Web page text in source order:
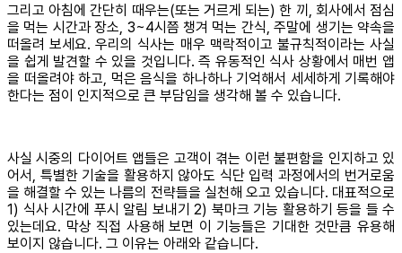
그리고 아침에 간단히 때우는(또는 거르게 되는) 한 끼, 회사에서 점심
을 먹는 시간과 장소, 3~4시쯤 챙겨 먹는 간식, 주말에 생기는 약속을
떠올려 보세요. 우리의 식사는 매우 맥락적이고 불규칙적이라는 사실
을 쉽게 발견할 수 있을 것입니다. 즉 유동적인 식사 상황에서 매번 앱
을 떠올려야 하고, 먹은 음식을 하나하나 기억해서 세세하게 기록해야
한다는 점이 인지적으로 큰 부담임을 생각해 볼 수 있습니다.
사실 시중의 다이어트 앱들은 고객이 겪는 이런 불편함을 인지하고 있
어서, 특별한 기술을 활용하지 않아도 식단 입력 과정에서의 번거로움
을 해결할 수 있는 나름의 전략들을 실천해 오고 있습니다. 대표적으로
1) 식사 시간에 푸시 알림 보내기 2) 북마크 기능 활용하기 등을 들 수
있는데요. 막상 직접 사용해 보면 이 기능들은 기대한 것만큼 유용해
보이지 않습니다. 그 이유는 아래와 같습니다.